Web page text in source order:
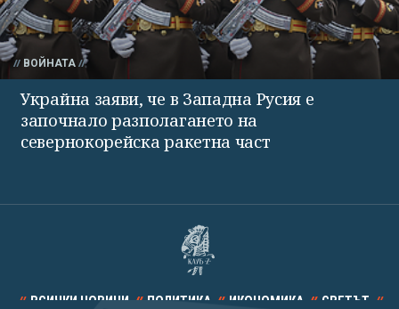
ВОЙНАТА
Украйна заяви, че в Западна Русия е
започнало разполагането на
севернокорейска ракетна част
ВСИЧКИ НОВИНИ ПОЛИТИКА ИКОНОМИКА СВЕТЪТ